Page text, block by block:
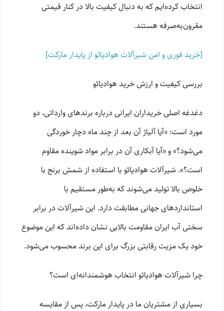
انتخاب کرده‌ایم که به دنبال کیفیت بالا در کنار قیمتی
مقرون‌به‌صرفه هستند.
[خرید فوری و امن شیرآلات هوادیائو از پایدار مارکت]
بررسی کیفیت و ارزش خرید هوادیائو
دغدغه اصلی خریداران ایرانی درباره برندهای وارداتی، دو
مورد است: «آیا آلیاژ آن بعد از چند ماه دچار خوردگی
می‌شود؟» و «آیا آبکاری آن در برابر مواد شوینده مقاوم
است؟». شیرآلات هوادیائو با استفاده از شمش برنج با
خلوص بالا تولید می‌شوند که به‌طور مستقیم با
استانداردهای جهانی مطابقت دارد. این شیرآلات در برابر
سختی آب ایران مقاومت بالایی نشان داده‌اند که این موضوع
خود یک مزیت رقابتی بزرگ برای این برند محسوب می‌شود.
چرا شیرآلات هوادیائو انتخاب هوشمندانه‌ای است؟
بسیاری از مشتریان ما در پایدار مارکت، پس از مقایسه